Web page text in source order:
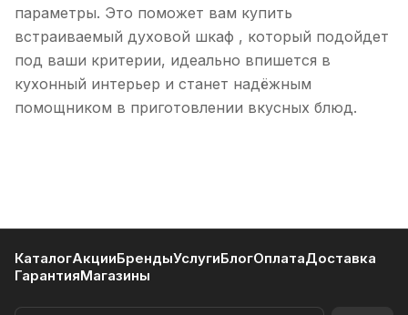
параметры. Это поможет вам купить
встраиваемый духовой шкаф , который подойдет
под ваши критерии, идеально впишется в
кухонный интерьер и станет надёжным
помощником в приготовлении вкусных блюд.
КаталогАкцииБрендыУслугиБлогОплатаДоставка
ГарантияМагазины